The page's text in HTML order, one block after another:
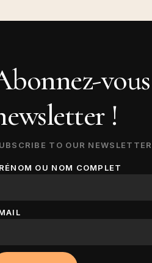
!
TO OUR
OU NOM COMPLET